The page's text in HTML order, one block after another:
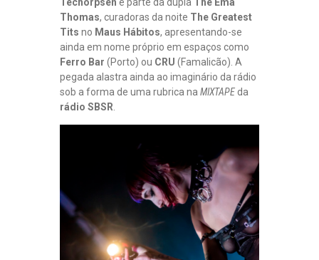
Thomas, curadoras da noite The Greatest
Tits no Maus Hábitos, apresentando-se
ainda em nome próprio em espaços como
Ferro Bar (Porto) ou CRU (Famalicão). A
pegada alastra ainda ao imaginário da rádio
sob a forma de uma rubrica na MIXTAPE da
rádio SBSR